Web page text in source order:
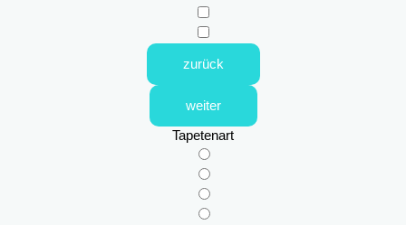
zurück
weiter
Tapetenart